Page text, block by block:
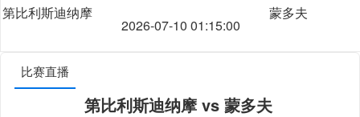
第比利斯迪纳摩
2026-07-10 01:15:00
蒙多夫
比赛直播
第比利斯迪纳摩 vs 蒙多夫